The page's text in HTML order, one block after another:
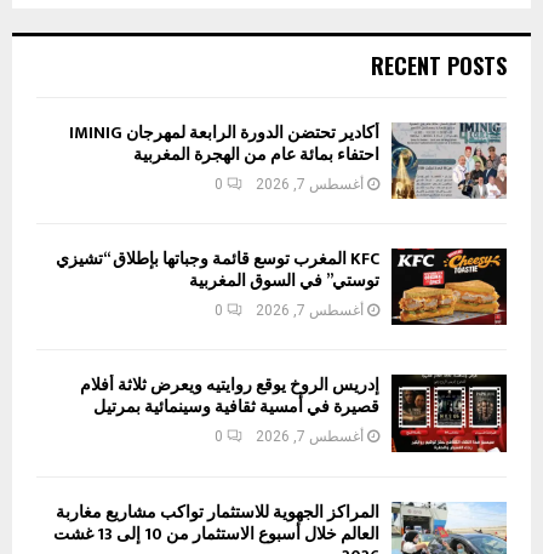
RECENT POSTS
أكادير تحتضن الدورة الرابعة لمهرجان IMINIG
احتفاء بمائة عام من الهجرة المغربية
أغسطس 7, 2026 0
KFC المغرب توسع قائمة وجباتها بإطلاق “تشيزي
توستي” في السوق المغربية
أغسطس 7, 2026 0
إدريس الروخ يوقع روايتيه ويعرض ثلاثة أفلام
قصيرة في أمسية ثقافية وسينمائية بمرتيل
أغسطس 7, 2026 0
المراكز الجهوية للاستثمار تواكب مشاريع مغاربة
العالم خلال أسبوع الاستثمار من 10 إلى 13 غشت